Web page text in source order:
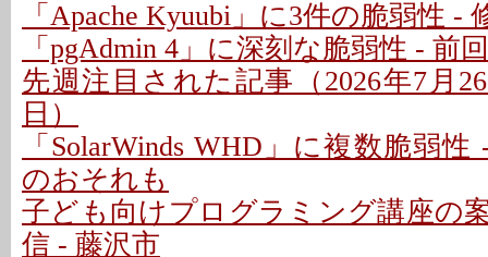
「Apache Kyuubi」に3件の脆弱性 -
「pgAdmin 4」に深刻な脆弱性 - 前
先週注目された記事（2026年7月
日）
「SolarWinds WHD」に複数脆弱
のおそれも
子ども向けプログラミング講座の
信 - 藤沢市